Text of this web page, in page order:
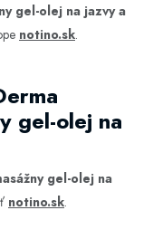
gel-olej na jazvy a
notino.sk.
gel-olej na
gel-olej na
notino.sk.